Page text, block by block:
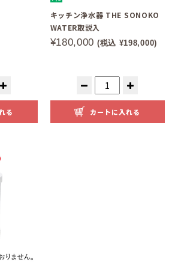
る
キッチン浄水器 THE SONOKO
WATER取説入
¥180,000 (税込 ¥198,000)
カートに入れる